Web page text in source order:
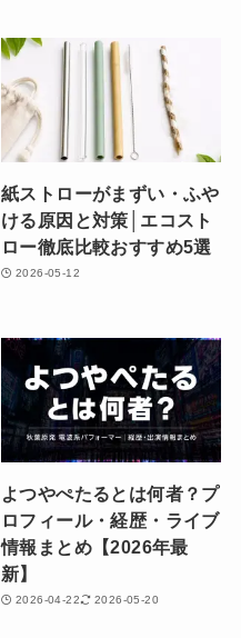
紙ストローがまずい・ふや
ける原因と対策│エコスト
ロー徹底比較おすすめ5選
2026-05-12
よつやぺたるとは何者？プ
ロフィール・経歴・ライブ
情報まとめ【2026年最
新】
2026-04-22 2026-05-20